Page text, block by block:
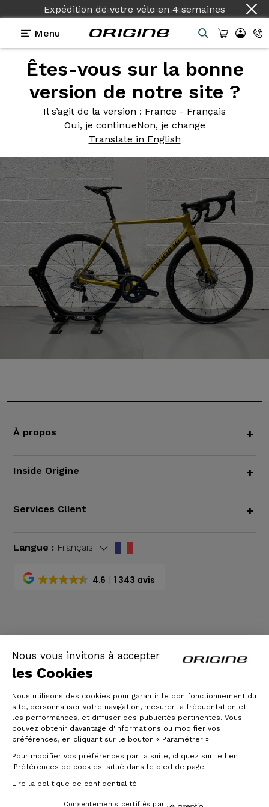
Nous vous invitons à accepter
les Cookies
Nous utilisons des cookies pour garantir le bon fonctionnement du
site, personnaliser votre navigation, mesurer la fréquentation et
les performances, et diffuser des publicités pertinentes. Vous
pouvez obtenir davantage d'informations ou modifier vos
préférences, en cliquant sur le bouton « Paramétrer ».
Pour modifier vos préférences par la suite, cliquez sur le lien
'Préférences de cookies' situé dans le pied de page.
Lire la politique de confidentialité
Consentements certifiés par
Expédition de votre vélo en 4 semaines
Menu
Êtes-vous sur la bonne
version de notre site ?
Il s’agit de la version : France - Français
Oui, je continueNon, je change
Translate in English
Photos> Axxome GTR Evo Curcuma / Décor Evo
Axxome GTREvo Curcuma /
Décor Evo Medium Noir
À propos +
Inside Origine +
Services Client +
Langue : Français
4.6 1 343 avis
© Origine Cycles